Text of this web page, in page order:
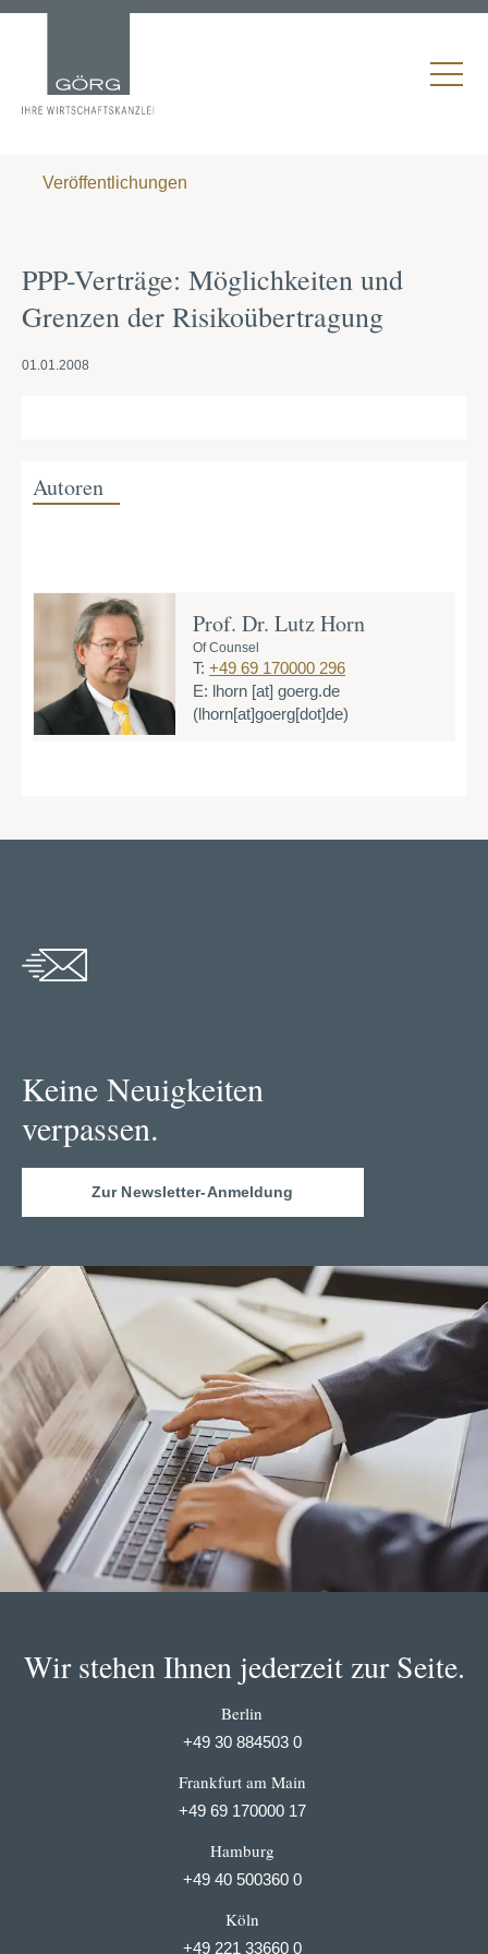
Veröffentlichungen
PPP-Verträge: Möglichkeiten und
Grenzen der Risikoübertragung
01.01.2008
Autoren
Prof. Dr. Lutz Horn
Of Counsel
T: +49 69 170000 296
E: lhorn [at] goerg.de
(lhorn[at]goerg[dot]de)
Keine Neuigkeiten
verpassen.
Zur Newsletter-Anmeldung
Wir stehen Ihnen jederzeit zur Seite.
Berlin
+49 30 884503 0
Frankfurt am Main
+49 69 170000 17
Hamburg
+49 40 500360 0
Köln
+49 221 33660 0